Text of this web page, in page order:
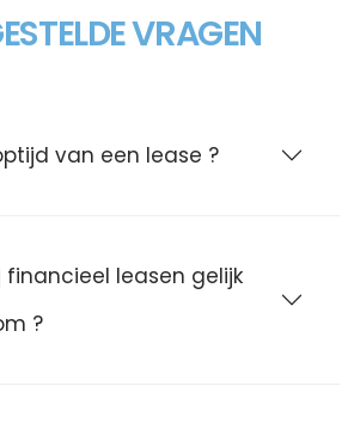
VRAGEN
van een lease ?
financieel leasen gelijk
?